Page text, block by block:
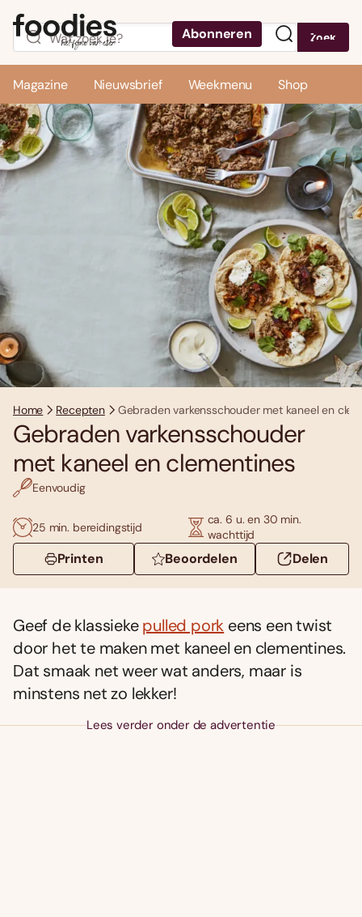
Abonneren Zoek
Magazine Nieuwsbrief Weekmenu Shop
Home Recepten Gebraden varkensschouder met kaneel en
Gebraden varkensschouder
met kaneel en clementines
Eenvoudig
25 min. bereidingstijd
ca. 6 u. en 30 min.
wachttijd
Printen Beoordelen Delen
Geef de klassiekepulled pork eens een twist
door het te maken met kaneel en clementines.
Dat smaak net weer wat anders, maar is
minstens net zo lekker!
Lees verder onder de advertentie